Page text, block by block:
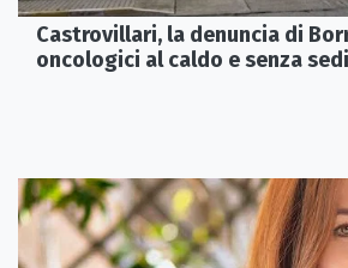
Castrovillari, la denuncia di
oncologici al caldo e senza